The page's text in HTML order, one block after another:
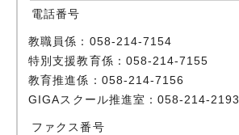
電話番号
教職員係：058-214-7154
特別支援教育係：058-214-7155
教育推進係：058-214-7156
GIGAスクール推進室：058-214-2193
ファクス番号